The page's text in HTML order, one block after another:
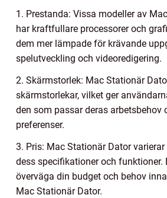
1. Prestanda: Vissa modeller av
har kraftfullare processorer och
dem mer lämpade för krävande
spelutveckling och videoredigering.
2. Skärmstorlek: Mac Stationär
skärmstorlekar, vilket ger
den som passar deras arbetsbehov
preferenser.
3. Pris: Mac Stationär Dator
dess specifikationer och funktioner.
överväga din budget och behov
Mac Stationär Dator.